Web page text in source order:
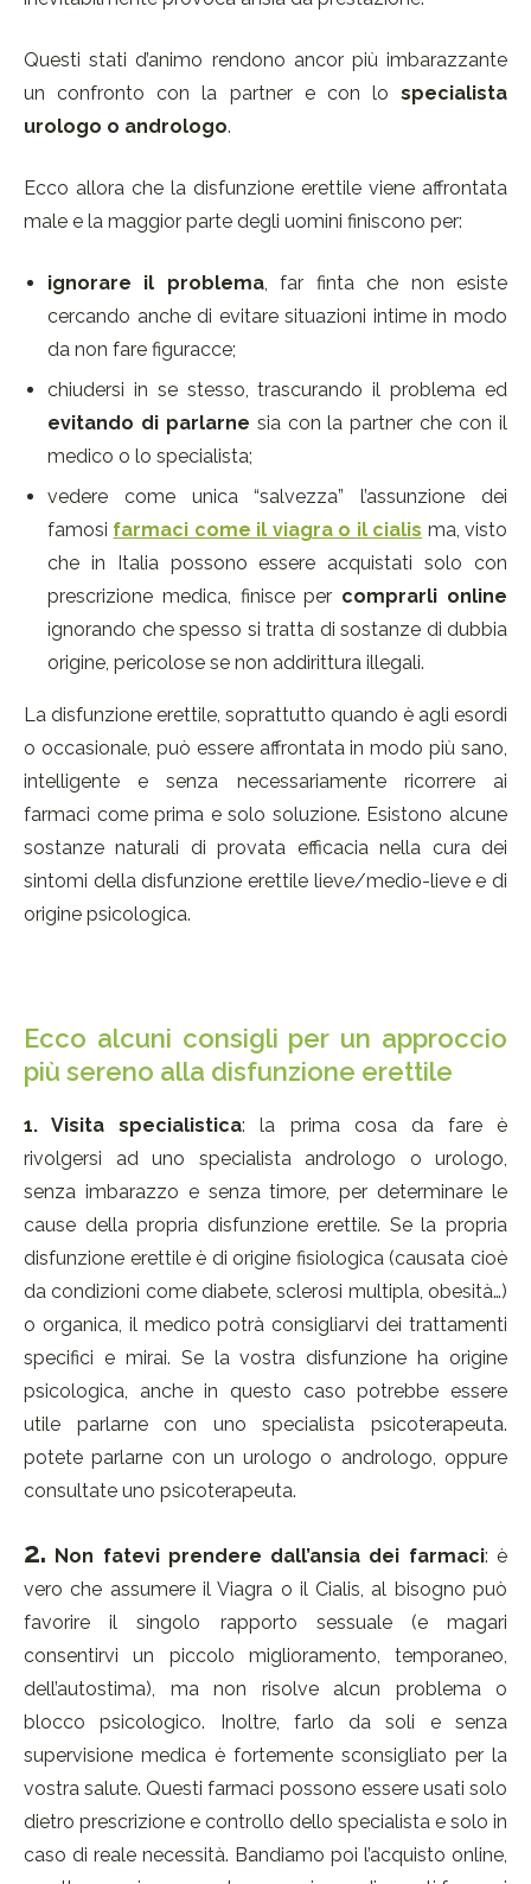
Questi stati d’animo rendono ancor più imbarazzante
un confronto con la partner e con lo specialista
urologo o andrologo.
Ecco allora che la disfunzione erettile viene affrontata
male e la maggior parte degli uomini finiscono per:
ignorare il problema, far finta che non esiste
cercando anche di evitare situazioni intime in modo
da non fare figuracce;
chiudersi in se stesso, trascurando il problema ed
evitando di parlarne sia con la partner che con il
medico o lo specialista;
vedere come unica “salvezza” l’assunzione dei
famosi farmaci come il viagra o il cialis ma, visto
che in Italia possono essere acquistati solo con
prescrizione medica, finisce per comprarli online
ignorando che spesso si tratta di sostanze di dubbia
origine, pericolose se non addirittura illegali.
La disfunzione erettile, soprattutto quando è agli esordi
o occasionale, può essere affrontata in modo più sano,
intelligente e senza necessariamente ricorrere ai
farmaci come prima e solo soluzione. Esistono alcune
sostanze naturali di provata efficacia nella cura dei
sintomi della disfunzione erettile lieve/medio-lieve e di
origine psicologica.
Ecco alcuni consigli per un approccio
più sereno alla disfunzione erettile
1. Visita specialistica: la prima cosa da fare è
rivolgersi ad uno specialista andrologo o urologo,
senza imbarazzo e senza timore, per determinare le
cause della propria disfunzione erettile. Se la propria
disfunzione erettile è di origine fisiologica (causata cioè
da condizioni come diabete, sclerosi multipla, obesità…)
o organica, il medico potrà consigliarvi dei trattamenti
specifici e mirai. Se la vostra disfunzione ha origine
psicologica, anche in questo caso potrebbe essere
utile parlarne con uno specialista psicoterapeuta.
potete parlarne con un urologo o andrologo, oppure
consultate uno psicoterapeuta.
2. Non fatevi prendere dall’ansia dei farmaci: è
vero che assumere il Viagra o il Cialis, al bisogno può
favorire il singolo rapporto sessuale (e magari
consentirvi un piccolo miglioramento, temporaneo,
dell’autostima), ma non risolve alcun problema o
blocco psicologico. Inoltre, farlo da soli e senza
supervisione medica è fortemente sconsigliato per la
vostra salute. Questi farmaci possono essere usati solo
dietro prescrizione e controllo dello specialista e solo in
caso di reale necessità. Bandiamo poi l’acquisto online,